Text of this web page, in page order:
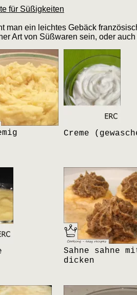
für Süßigkeiten
man ein leichtes Gebäck
Art von Süßwaren sein, oder
Creme
Sahne sahne
dicken